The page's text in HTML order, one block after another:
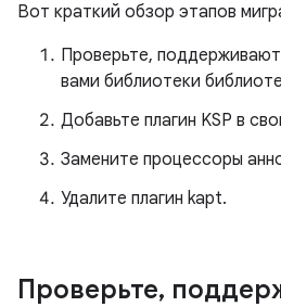
Вот краткий обзор этапов
Проверьте,
вами библиотеки
Добавьте плагин KSP в
Замените процессоры
Удалите плагин kapt.
Проверьте,